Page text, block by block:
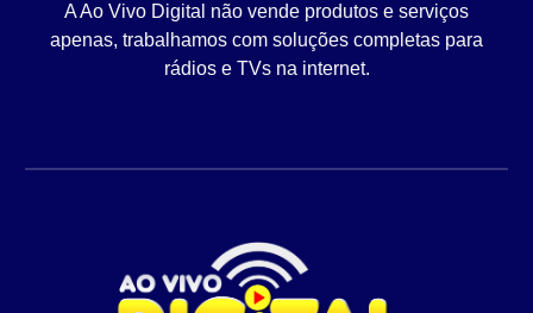
A Ao Vivo Digital não vende produtos e serviços
apenas, trabalhamos com soluções completas para
rádios e TVs na internet.